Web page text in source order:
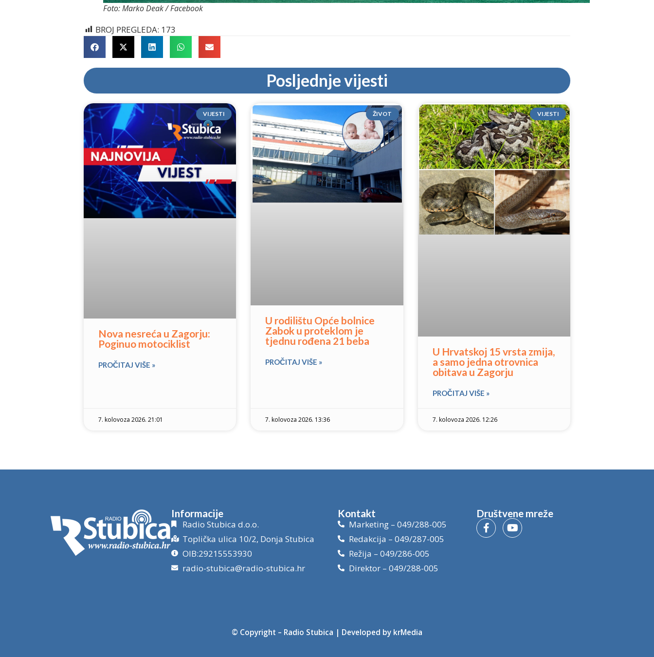
Foto: Marko Deak / Facebook
BROJ PREGLEDA: 173
Posljednje vijesti
VIJESTI
Nova nesreća u Zagorju:
Poginuo motociklist
PROČITAJ VIŠE »
7. kolovoza 2026. 21:01
ŽIVOT
U rodilištu Opće bolnice
Zabok u proteklom je
tjednu rođena 21 beba
PROČITAJ VIŠE »
7. kolovoza 2026. 13:36
VIJESTI
U Hrvatskoj 15 vrsta zmija,
a samo jedna otrovnica
obitava u Zagorju
PROČITAJ VIŠE »
7. kolovoza 2026. 12:26
Informacije
Radio Stubica d.o.o.
Toplička ulica 10/2, Donja Stubica
OIB:29215553930
radio-stubica@radio-stubica.hr
Kontakt
Marketing – 049/288-005
Redakcija – 049/287-005
Režija – 049/286-005
Direktor – 049/288-005
Društvene mreže
© Copyright – Radio Stubica | Developed by krMedia